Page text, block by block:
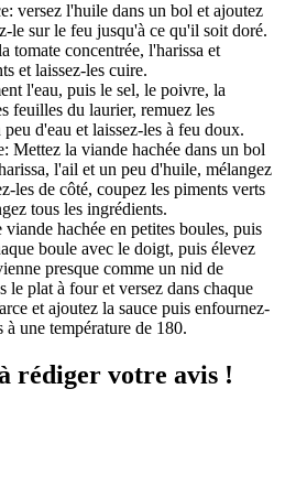
versez l'huile dans un bol et ajoutez
le sur le feu jusqu'à ce qu'il soit doré.
tomate concentrée, l'harissa et
et laissez-les cuire.
l'eau, puis le sel, le poivre, la
feuilles du laurier, remuez les
d'eau et laissez-les à feu doux.
Mettez la viande hachée dans un bol
l'ail et un peu d'huile, mélangez
les de côté, coupez les piments verts
tous les ingrédients.
hachée en petites boules, puis
boule avec le doigt, puis élevez
presque comme un nid de
le plat à four et versez dans chaque
et ajoutez la sauce puis enfournez-
une température de 180.
rédiger votre avis !